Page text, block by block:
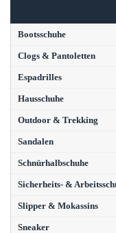
Bootsschuhe
Clogs & Pantoletten
Espadrilles
Hausschuhe
Outdoor & Trekking
Sandalen
Schnürhalbschuhe
Sicherheits- &
Slipper & Mokassins
Sneaker